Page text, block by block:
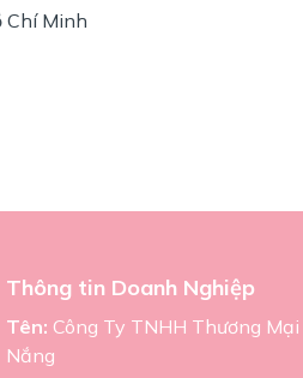
Chí Minh
Thông tin Doanh Nghiệp
Tên: Công Ty TNHH Thương
Nắng